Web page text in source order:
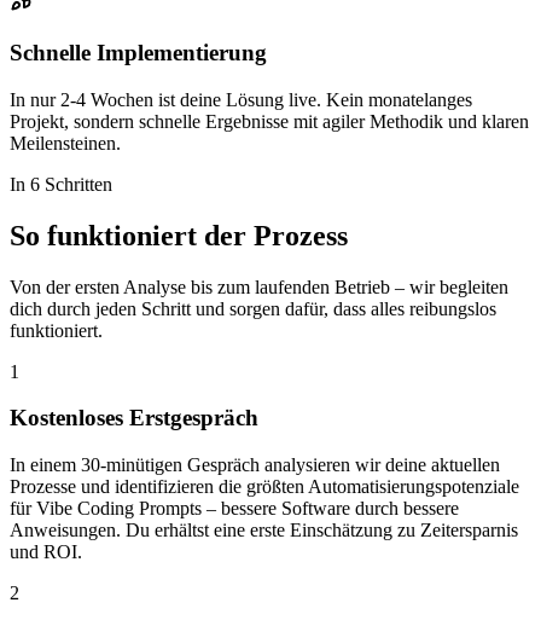
Schnelle Implementierung
In nur 2-4 Wochen ist deine Lösung live. Kein monatelanges
Projekt, sondern schnelle Ergebnisse mit agiler Methodik und klaren
Meilensteinen.
In 6 Schritten
So funktioniert der Prozess
Von der ersten Analyse bis zum laufenden Betrieb – wir begleiten
dich durch jeden Schritt und sorgen dafür, dass alles reibungslos
funktioniert.
1
Kostenloses Erstgespräch
In einem 30-minütigen Gespräch analysieren wir deine aktuellen
Prozesse und identifizieren die größten Automatisierungspotenziale
für Vibe Coding Prompts – bessere Software durch bessere
Anweisungen. Du erhältst eine erste Einschätzung zu Zeitersparnis
und ROI.
2